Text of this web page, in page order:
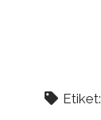
Etiket: